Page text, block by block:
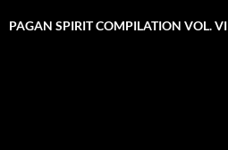
PAGAN SPIRIT COMPILATION VOL. VI